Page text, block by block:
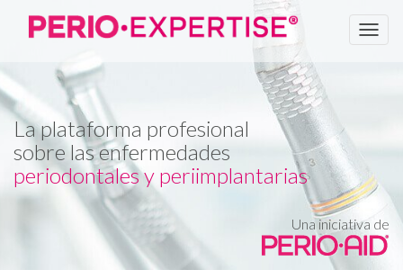
La plataforma profesional
sobre las enfermedades
periodontales y periimplantarias
Una iniciativa de